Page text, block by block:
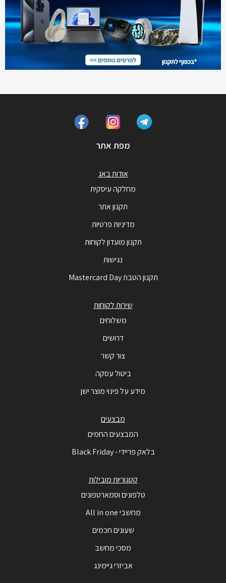
מפת אתר
אודות באג
מחלקה עיסקית
תקנון אתר
מדיניות פרטיות
תקנון מועדון לקוחות
נגישות
תקנון הטבת Mastercard Day
שירות לקוחות
משלוחים
דרושים
צור קשר
ביטול עסקה
מידע על פינוי מוצר ישן
מבצעים
המבצעים החמים
בלאק פריידי - Black Friday
קטגוריות מובילות
טלפונים וסמארטפונים
מחשבי All in one
שעונים חכמים
מסכי מחשב
אביזרי גיימינג